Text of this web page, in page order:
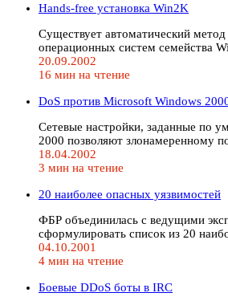
Hands-free установка Win2K
Существует автоматический метод
операционных систем семейства
20.09.2002
16 мин на чтение
DoS против Microsoft Windows
Сетевые настройки, заданные по
2000 позволяют злонамеренному
18.04.2002
3 мин на чтение
20 наиболее опасных уязвимостей
ФБР объединилась с ведущими
сформулировать список из 20
04.10.2001
4 мин на чтение
Боевые DDoS боты в IRC